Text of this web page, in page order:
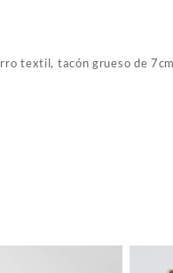
textil, tacón grueso de